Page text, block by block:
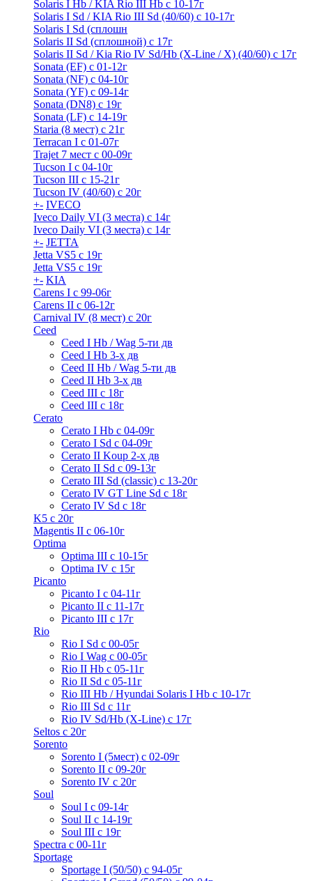
Solaris I Hb / KIA Rio III Hb с 10-17г
Solaris I Sd / KIA Rio III Sd (40/60) с 10-17г
Solaris I Sd (сплошн
Solaris II Sd (сплошной) с 17г
Solaris II Sd / Kia Rio IV Sd/Hb (X-Line / X) (40/60) с 17г
Sonata (EF) с 01-12г
Sonata (NF) с 04-10г
Sonata (YF) с 09-14г
Sonata (DN8) с 19г
Sonata (LF) с 14-19г
Staria (8 мест) c 21г
Terracan I c 01-07г
Trajet 7 мест с 00-09г
Tucson I c 04-10г
Tucson III с 15-21г
Tucson IV (40/60) с 20г
+- IVECO
Iveco Daily VI (3 места) с 14г
Iveco Daily VI (3 места) с 14г
+- JETTA
Jetta VS5 с 19г
Jetta VS5 с 19г
+- KIA
Carens I c 99-06г
Carens II c 06-12г
Carnival IV (8 мест) с 20г
Ceed
Ceed I Hb / Wag 5-ти дв
Ceed I Hb 3-х дв
Ceed II Hb / Wag 5-ти дв
Ceed II Hb 3-х дв
Ceed III с 18г
Ceed III с 18г
Cerato
Cerato I Hb с 04-09г
Cerato I Sd с 04-09г
Cerato II Koup 2-х дв
Cerato II Sd c 09-13г
Cerato III Sd (classic) с 13-20г
Cerato IV GT Line Sd с 18г
Cerato IV Sd с 18г
K5 с 20г
Magentis II с 06-10г
Optima
Optima III с 10-15г
Optima IV с 15г
Picanto
Picanto I с 04-11г
Picanto II c 11-17г
Picanto III c 17г
Rio
Rio I Sd с 00-05г
Rio I Wag c 00-05г
Rio II Hb с 05-11г
Rio II Sd с 05-11г
Rio III Hb / Hyundai Solaris I Hb с 10-17г
Rio III Sd c 11г
Rio IV Sd/Hb (X-Line) с 17г
Seltos с 20г
Sorento
Sorento I (5мест) с 02-09г
Sorento II c 09-20г
Sorento IV с 20г
Soul
Soul I с 09-14г
Soul II с 14-19г
Soul III с 19г
Spectra с 00-11г
Sportage
Sportage I (50/50) с 94-05г